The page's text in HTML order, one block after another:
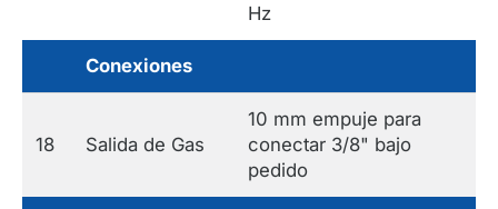
Hz
Conexiones
18 Salida de Gas
10 mm empuje para
conectar 3/8" bajo
pedido